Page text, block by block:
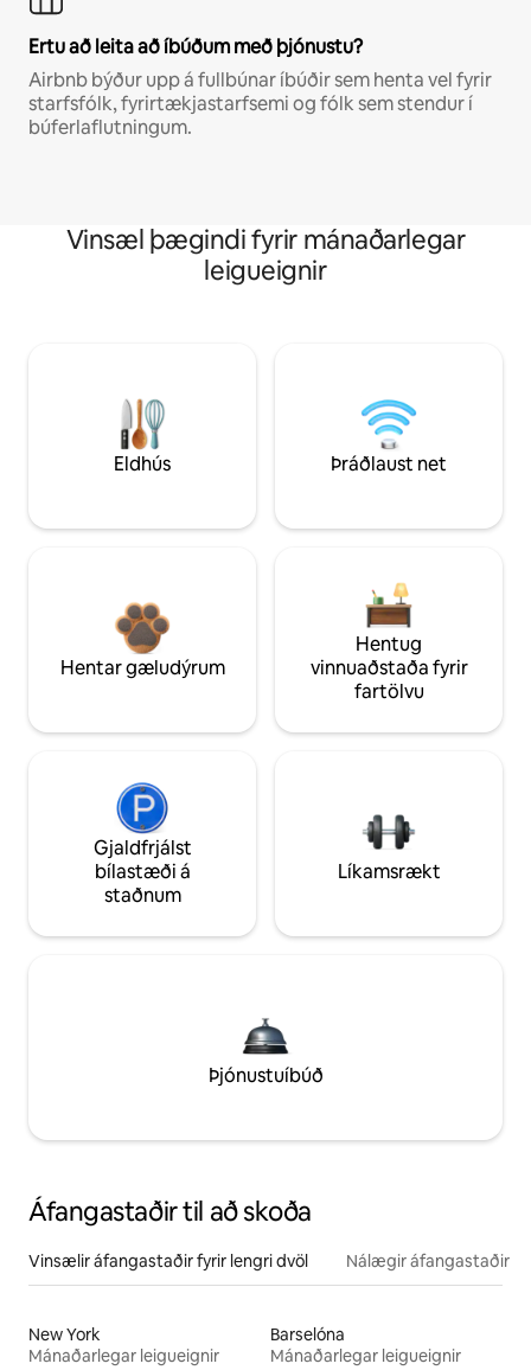
Ertu að leita að íbúðum með þjónustu?
Airbnb býður upp á fullbúnar íbúðir sem henta vel fyrir
starfsfólk, fyrirtækjastarfsemi og fólk sem stendur í
búferlaflutningum.
Vinsæl þægindi fyrir mánaðarlegar
leigueignir
Eldhús Þráðlaust net
Hentar gæludýrum
Hentug
vinnuaðstaða fyrir
fartölvu
Gjaldfrjálst
bílastæði á
staðnum
Líkamsrækt
Þjónustuíbúð
Áfangastaðir til að skoða
Vinsælir áfangastaðir fyrir lengri dvöl Nálægir áfangastaðir
New York
Mánaðarlegar leigueignir
Barselóna
Mánaðarlegar leigueignir